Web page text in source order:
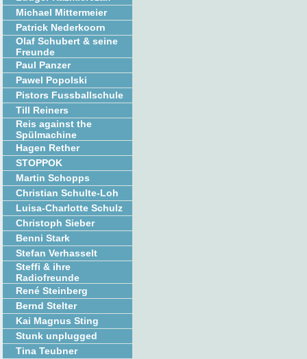
Michael Mittermeier
Patrick Nederkoorn
Olaf Schubert & seine
Freunde
Paul Panzer
Pawel Popolski
Pistors Fussballschule
Till Reiners
Reis against the
Spülmachine
Hagen Rether
STOPPOK
Martin Schopps
Christian Schulte-Loh
Luisa-Charlotte Schulz
Christoph Sieber
Benni Stark
Stefan Verhasselt
Steffi & ihre
Radiofreunde
René Steinberg
Bernd Stelter
Kai Magnus Sting
Stunk unplugged
Tina Teubner